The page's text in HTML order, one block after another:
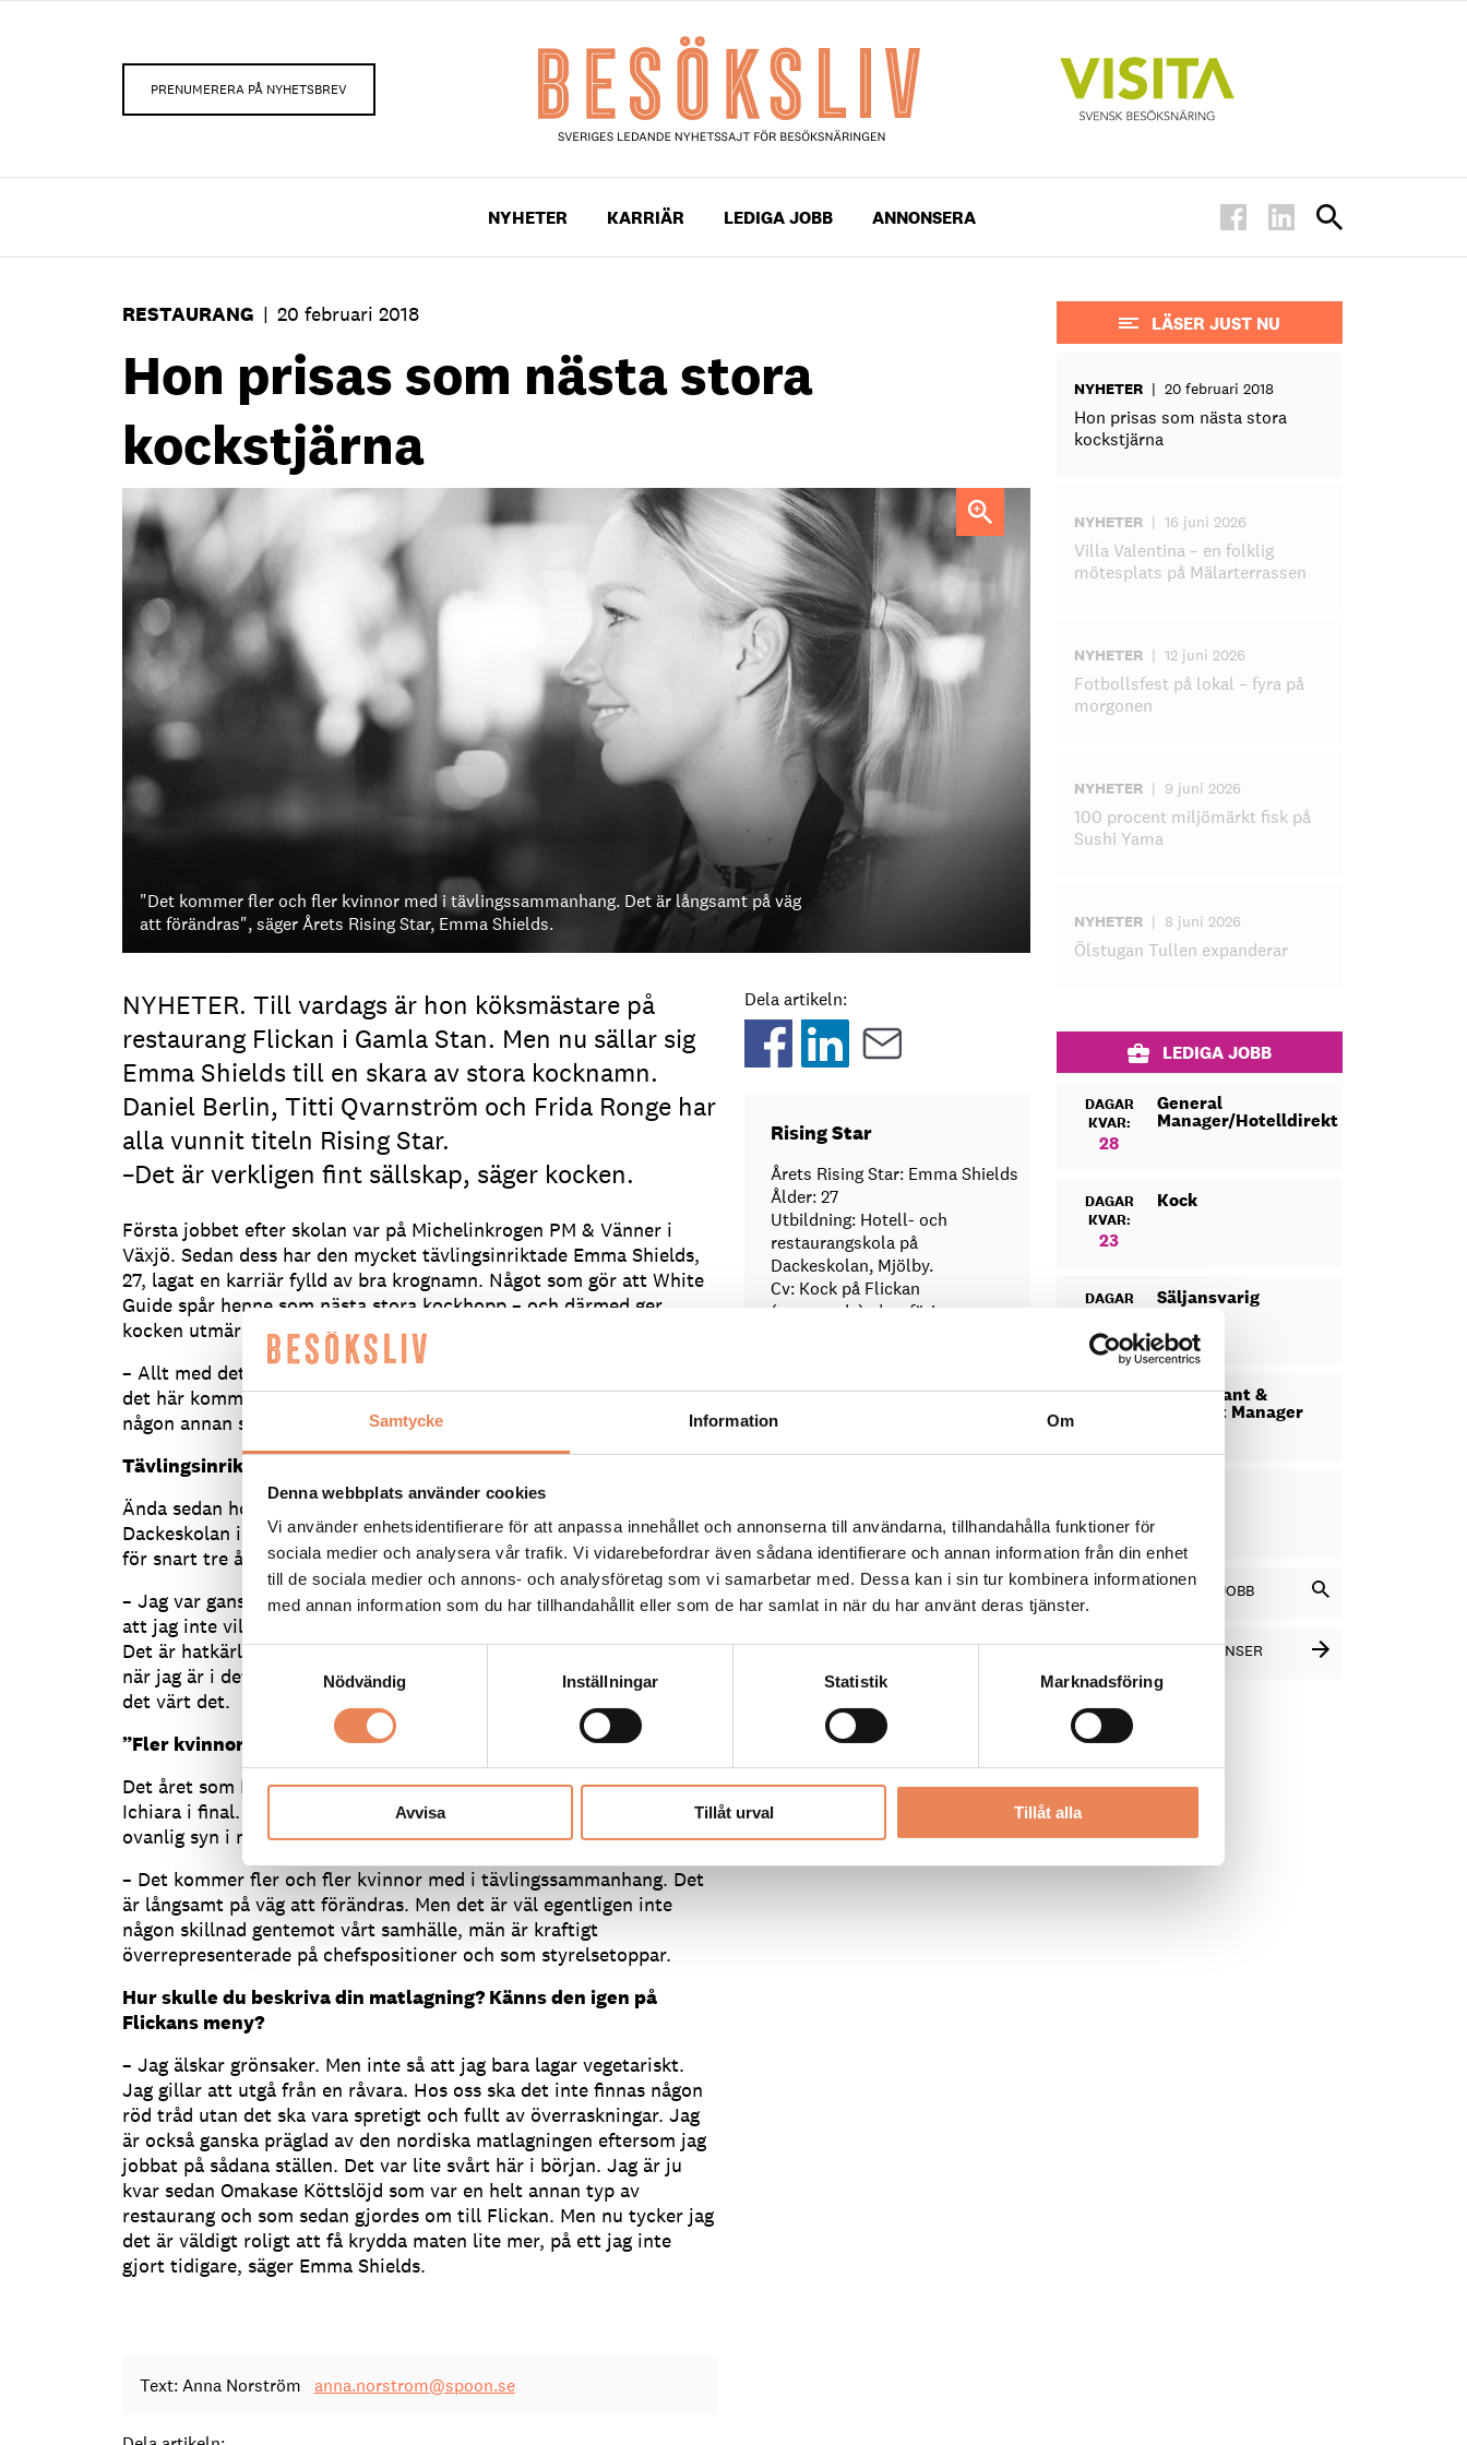
Samtycke Information Om
Denna webbplats använder cookies
Vi använder enhetsidentifierare för att anpassa innehållet och annonserna till användarna, tillhandahålla funktioner för
sociala medier och analysera vår trafik. Vi vidarebefordrar även sådana identifierare och annan information från din enhet
till de sociala medier och annons- och analysföretag som vi samarbetar med. Dessa kan i sin tur kombinera informationen
med annan information som du har tillhandahållit eller som de har samlat in när du har använt deras tjänster.
Samtyckesval
Nödvändig
Inställningar Statistik Marknadsföring
Avvisa Tillåt urval Tillåt alla
PRENUMERERA PÅ NYHETSBREV
NYHETER KARRIÄR LEDIGA JOBB ANNONSERA
RESTAURANG | 20 februari 2018
Hon prisas som nästa stora
kockstjärna
"Det kommer fler och fler kvinnor med i tävlingssammanhang. Det är långsamt på väg
att förändras", säger Årets Rising Star, Emma Shields.
NYHETER. Till vardags är hon köksmästare på
restaurang Flickan i Gamla Stan. Men nu sällar sig
Emma Shields till en skara av stora kocknamn.
Daniel Berlin, Titti Qvarnström och Frida Ronge har
alla vunnit titeln Rising Star.
–Det är verkligen fint sällskap, säger kocken.
Första jobbet efter skolan var på Michelinkrogen PM & Vänner i
Växjö. Sedan dess har den mycket tävlingsinriktade Emma Shields,
27, lagat en karriär fylld av bra krognamn. Något som gör att White
Guide spår henne som nästa stora kockhopp – och därmed ger
kocken utmärkelsen ”Rising Star”.
– Allt med det här känns jättekul såklart. Det är svårt att säga vad
det här kommer att betyda för mig i framtiden men det är roligt när
någon annan ser det man gör och tycker det är bra.
Tävlingsinriktad
Ända sedan hon gick på hotell- och restauranggymnasiet på
Dackeskolan i Mjölby har hon gillat att tävla i matlagning. Nu senast
för snart tre år sedan tog Emma Shields till final.
– Jag var ganska mör efter Årets Kock men jag skulle ljuga om jag sa
att jag inte vill tävla igen. Jag lärde mig så mycket under den resan.
Det är hatkärlek att tävla, jag undrar varför jag utsätter mig för det
när jag är i det, när prestationsångesten når sin topp. Men efteråt är
det värt det.
”Fler kvinnor tävlar”
Det året som Emma Shields tävlade hade hon sällskap av Saori
Ichiara i final. Två kvinnor bland åtta finalister. Fortfarande en
ovanlig syn i många professionella matlagningstävlingar.
– Det kommer fler och fler kvinnor med i tävlingssammanhang. Det
är långsamt på väg att förändras. Men det är väl egentligen inte
någon skillnad gentemot vårt samhälle, män är kraftigt
överrepresenterade på chefspositioner och som styrelsetoppar.
Hur skulle du beskriva din matlagning? Känns den igen på
Flickans meny?
– Jag älskar grönsaker. Men inte så att jag bara lagar vegetariskt.
Jag gillar att utgå från en råvara. Hos oss ska det inte finnas någon
röd tråd utan det ska vara spretigt och fullt av överraskningar. Jag
är också ganska präglad av den nordiska matlagningen eftersom jag
jobbat på sådana ställen. Det var lite svårt här i början. Jag är ju
kvar sedan Omakase Köttslöjd som var en helt annan typ av
restaurang och som sedan gjordes om till Flickan. Men nu tycker jag
det är väldigt roligt att få krydda maten lite mer, på ett jag inte
gjort tidigare, säger Emma Shields.
Text: Anna Norström anna.norstrom@spoon.se
Dela artikeln:
Rising Star
Årets Rising Star: Emma Shields
Ålder: 27
Utbildning: Hotell- och
restaurangskola på
Dackeskolan, Mjölby.
Cv: Kock på Flickan
(nuvarande), dessförinnan:
Mästerskapen 2011, World Skills
2011, medlem i
Detta gör jag om 5 år: ”Har eget
ställe.”
WHITE GUIDE
LÄSER JUST NU
NYHETER | 20 februari 2018
Hon prisas som nästa stora
kockstjärna
NYHETER | 16 juni 2026
Villa Valentina – en folklig
mötesplats på Mälarterrassen
NYHETER | 12 juni 2026
Fotbollsfest på lokal – fyra på
morgonen
NYHETER | 9 juni 2026
100 procent miljömärkt fisk på
Sushi Yama
NYHETER | 8 juni 2026
Ölstugan Tullen expanderar
LEDIGA JOBB
DAGAR
KVAR:
28
General
Manager/Hotelldirektör
DAGAR
KVAR:
23
Kock
DAGAR
24
Säljansvarig
DAGAR
Restaurant &
Banquet Manager
13
SÖK BLAND LEDIGA JOBB
SE FLER PLATSANNONSER